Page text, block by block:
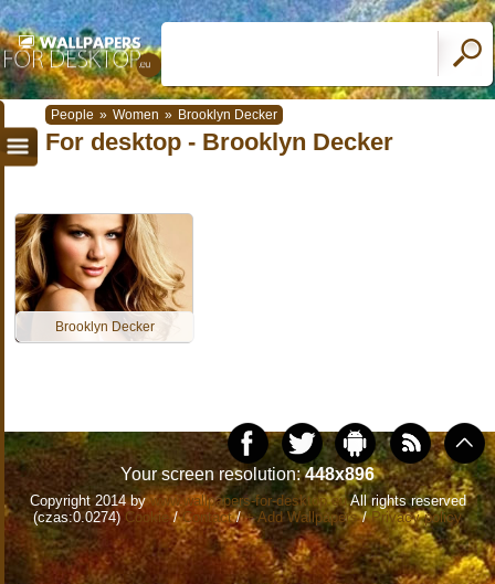
People » Women » Brooklyn Decker
For desktop - Brooklyn Decker
Brooklyn Decker
Your screen resolution:448x896
Copyright 2014 bywww.wallpapers-for-desktop.euAll rights reserved
(czas:0.0274) Cookie/Contact/+ Add Wallpapers/Privacy policy